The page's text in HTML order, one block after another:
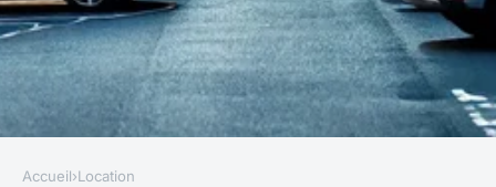
Accueil›Location